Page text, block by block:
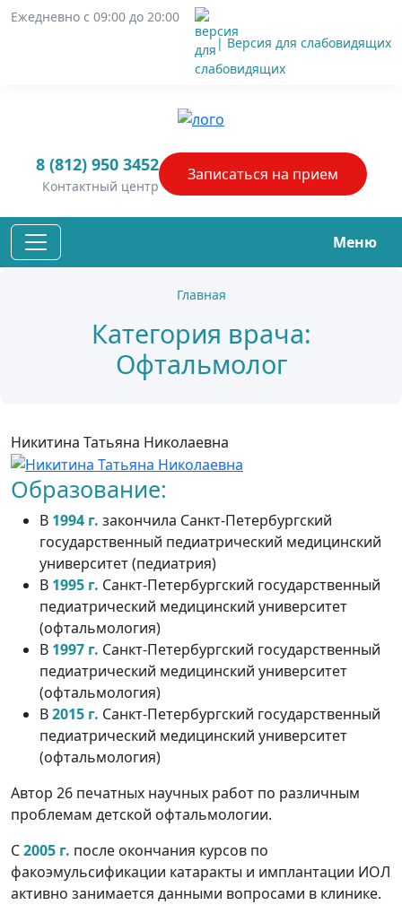
Ежедневно с 09:00 до 20:00
| Версия для слабовидящих
8 (812) 950 3452
Контактный центр
Записаться на прием
Меню
Главная
Категория врача:
Офтальмолог
Никитина Татьяна Николаевна
Образование:
В 1994 г. закончила Санкт-Петербургский
государственный педиатрический медицинский
университет (педиатрия)
В 1995 г. Санкт-Петербургский государственный
педиатрический медицинский университет
(офтальмология)
В 1997 г. Санкт-Петербургский государственный
педиатрический медицинский университет
(офтальмология)
В2015 г. Санкт-Петербургский государственный
педиатрический медицинский университет
(офтальмология)
Автор 26 печатных научных работ по различным
проблемам детской офтальмологии.
С2005 г. после окончания курсов по
факоэмульсификации катаракты и имплантации ИОЛ
активно занимается данными вопросами в клинике.